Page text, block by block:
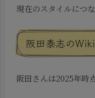
現在のスタイルにつ
阪田泰志の
阪田さんは2025年時